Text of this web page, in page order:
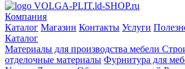
VOLGA-PLIT.ld-SHOP.ru
Компания
Каталог Магазин Контакты Услуги
Каталог
Материалы для производства мебели
отделочные материалы Фурнитура для